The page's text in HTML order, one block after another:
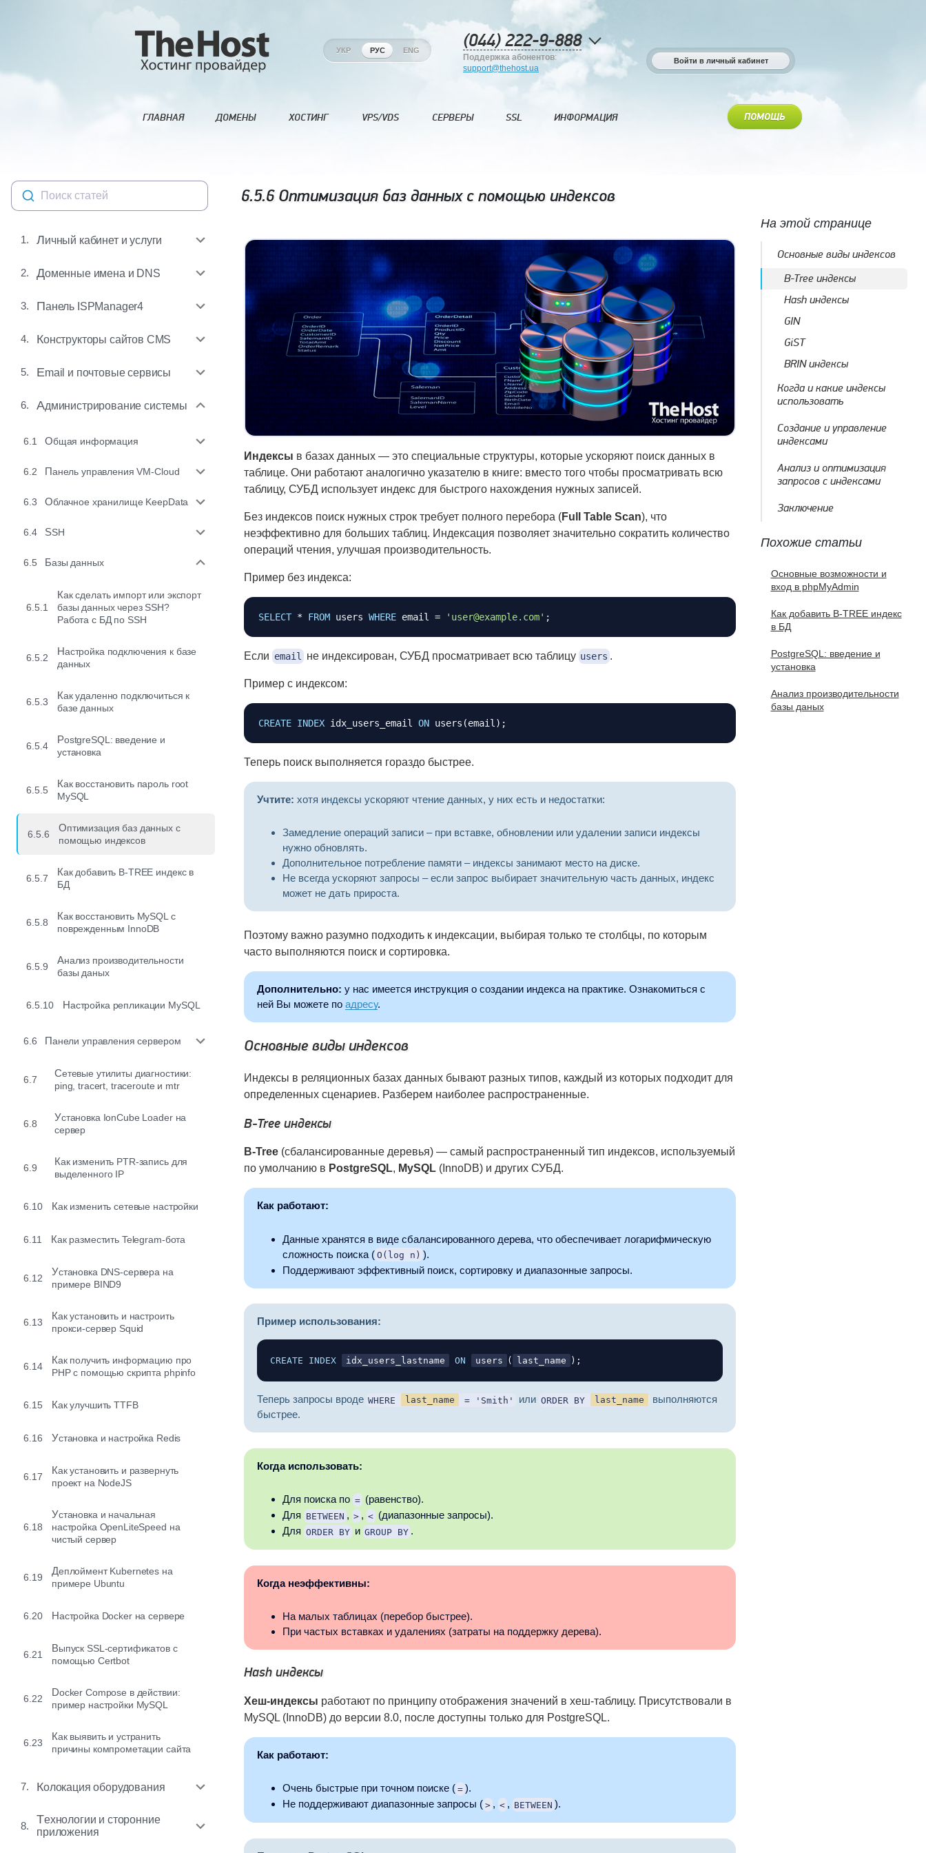
УКР РУС ENG (044) 222-9-888
Поддержка абонентов:
support@thehost.ua
Войти в личный кабинет
ГЛАВНАЯ ДОМЕНЫ ХОСТИНГ VPS/VDS СЕРВЕРЫ SSL ИНФОРМАЦИЯ ПОМОЩЬ
Поиск статей 6.5.6Оптимизация баз данных с помощью индексов
1. Личный кабинет и услуги
2. Доменные имена и DNS
3. Панель ISPManager4
4. Конструкторы сайтов CMS
5. Email и почтовые сервисы
6. Администрирование системы
6.1 Общая информация
6.2 Панель управления VM-Cloud
6.3 Облачное хранилище KeepData
6.4 SSH
6.5 Базы данных
6.5.1
Как сделать импорт или экспорт
базы данных через SSH?
Работа с БД по SSH
6.5.2
Настройка подключения к базе
данных
6.5.3
Как удаленно подключиться к
базе данных
6.5.4
PostgreSQL: введение и
установка
6.5.5
Как восстановить пароль root
MySQL
6.5.6
Оптимизация баз данных с
помощью индексов
6.5.7
Как добавить B-TREE индекс в
БД
6.5.8
Как восстановить MySQL с
поврежденным InnoDB
6.5.9
Анализ производительности
базы даных
6.5.10 Настройка репликации MySQL
6.6 Панели управления сервером
6.7
Сетевые утилиты диагностики:
ping, tracert, traceroute и mtr
6.8
Установка IonCube Loader на
сервер
6.9
Как изменить PTR-запись для
выделенного IP
6.10 Как изменить сетевые настройки
6.11 Как разместить Telegram-бота
6.12
Установка DNS-сервера на
примере BIND9
6.13
Как установить и настроить
прокси-сервер Squid
6.14
Как получить информацию про
PHP с помощью скрипта phpinfo
6.15 Как улучшить TTFB
6.16 Установка и настройка Redis
6.17
Как установить и развернуть
проект на NodeJS
6.18
Установка и начальная
настройка OpenLiteSpeed на
чистый сервер
6.19
Деплоймент Kubernetes на
примере Ubuntu
6.20 Настройка Docker на сервере
6.21
Выпуск SSL-сертификатов с
помощью Certbot
6.22
Docker Compose в действии:
пример настройки MySQL
6.23
Как выявить и устранить
причины компрометации сайта
7. Колокация оборудования
8. Технологии и сторонние
приложения
Индексы в базах данных — это специальные структуры, которые ускоряют поиск данных в
таблице. Они работают аналогично указателю в книге: вместо того чтобы просматривать всю
таблицу, СУБД использует индекс для быстрого нахождения нужных записей.
Без индексов поиск нужных строк требует полного перебора (Full Table Scan), что
неэффективно для больших таблиц. Индексация позволяет значительно сократить количество
операций чтения, улучшая производительность.
Пример без индекса:
SELECT * FROM users WHERE email = 'user@example.com' ;
Если email не индексирован, СУБД просматривает всю таблицу users .
Пример с индексом:
CREATE INDEX idx_users_email ON users (email ) ;
Теперь поиск выполняется гораздо быстрее.
Учтите: хотя индексы ускоряют чтение данных, у них есть и недостатки:
Замедление операций записи – при вставке, обновлении или удалении записи индексы
нужно обновлять.
Дополнительное потребление памяти – индексы занимают место на диске.
Не всегда ускоряют запросы – если запрос выбирает значительную часть данных, индекс
может не дать прироста.
Поэтому важно разумно подходить к индексации, выбирая только те столбцы, по которым
часто выполняются поиск и сортировка.
Дополнительно: у нас имеется инструкция о создании индекса на практике. Ознакомиться с
ней Вы можете по адресу.
Основные виды индексов
Индексы в реляционных базах данных бывают разных типов, каждый из которых подходит для
определенных сценариев. Разберем наиболее распространенные.
B-Tree индексы
B-Tree (сбалансированные деревья) — самый распространенный тип индексов, используемый
по умолчанию в PostgreSQL, MySQL (InnoDB) и других СУБД.
Как работают:
Данные хранятся в виде сбалансированного дерева, что обеспечивает логарифмическую
сложность поиска (O(log n) ).
Поддерживают эффективный поиск, сортировку и диапазонные запросы.
Пример использования:
CREATE INDEX idx_users_lastname ON users ( last_name ) ;
Теперь запросы вроде WHERE last_name = 'Smith' или ORDER BY last_name
выполняются
быстрее.
Когда использовать:
Для поиска по=(равенство).
Для BETWEEN , >, < (диапазонные запросы).
ДляORDER BYи GROUP BY.
Когда неэффективны:
На малых таблицах (перебор быстрее).
При частых вставках и удалениях (затраты на поддержку дерева).
Hash индексы
Хеш-индексы работают по принципу отображения значений в хеш-таблицу. Присутствовали в
MySQL (InnoDB) до версии 8.0, после доступны только для PostgreSQL.
Как работают:
Очень быстрые при точном поиске (=).
Не поддерживают диапазонные запросы (>, <, BETWEEN ).
На этой странице
Основные виды индексов
B-Tree индексы
Hash индексы
GIN
GiST
BRIN индексы
Когда и какие индексы
использовать
Создание и управление
индексами
Анализ и оптимизация
запросов с индексами
Заключение
Похожие статьи
Основные возможности и
вход в phpMyAdmin
Как добавить B-TREE индекс
в БД
PostgreSQL: введение и
установка
Анализ производительности
базы даных